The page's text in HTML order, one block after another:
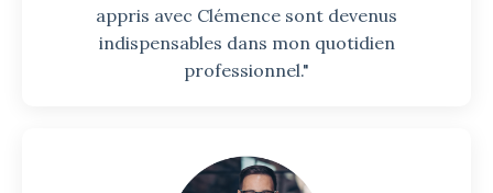
appris avec Clémence sont devenus
indispensables dans mon quotidien
professionnel."